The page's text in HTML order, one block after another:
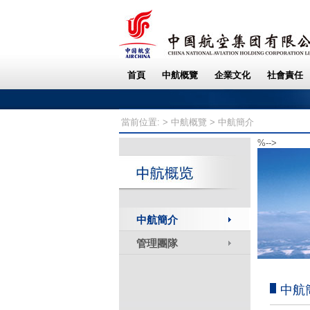
當前位置: > 中航概覽 > 中航簡介
%-->
中航簡介
管理團隊
中航